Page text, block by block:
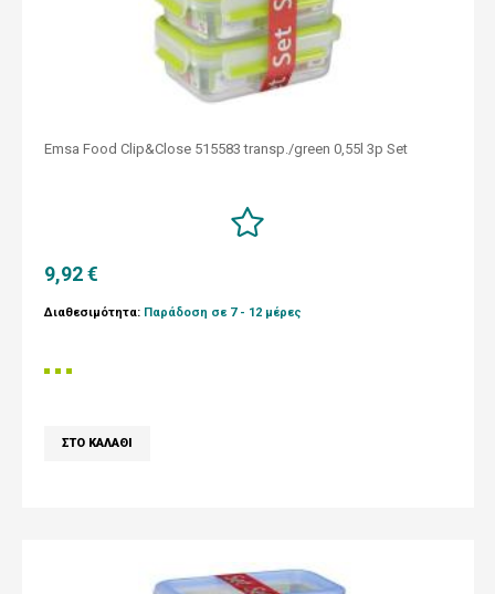
Emsa Food Clip&Close 515583 transp./green 0,55l 3p Set
9,92 €
Διαθεσιμότητα: Παράδοση σε 7 - 12 μέρες